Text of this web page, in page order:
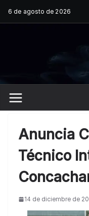
Saltar
al
6 de agosto de 2026
Anuncia
Técnico
14 de diciembre de